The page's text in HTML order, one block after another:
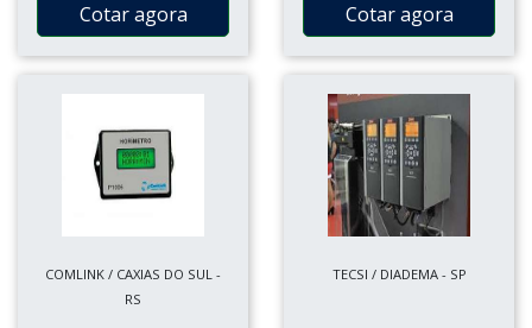
Cotar agora Cotar agora
COMLINK / CAXIAS DO SUL -
RS
TECSI / DIADEMA - SP